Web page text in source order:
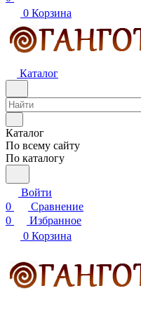
0 Корзина
Каталог
Каталог
По всему сайту
По каталогу
Войти
0
Сравнение
0
Избранное
0 Корзина